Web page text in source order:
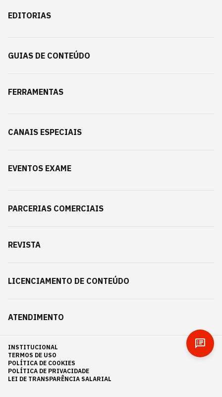
EDITORIAS
GUIAS DE CONTEÚDO
FERRAMENTAS
CANAIS ESPECIAIS
EVENTOS EXAME
PARCERIAS COMERCIAIS
REVISTA
LICENCIAMENTO DE CONTEÚDO
ATENDIMENTO
INSTITUCIONAL
TERMOS DE USO
POLÍTICA DE COOKIES
POLÍTICA DE PRIVACIDADE
LEI DE TRANSPARÊNCIA SALARIAL